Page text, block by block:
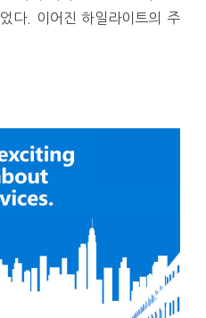
다. 이어진 하일라이트의 주